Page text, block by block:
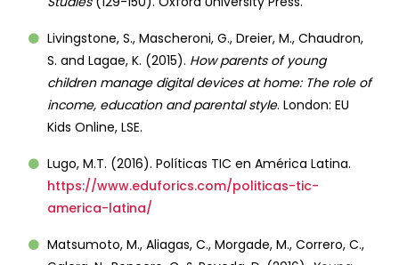
Livingstone, S., Mascheroni, G., Dreier, M., Chaudron,
S. and Lagae, K. (2015). How parents of young
children manage digital devices at home: The role of
income, education and parental style. London: EU
Kids Online, LSE.
Lugo, M.T. (2016). Políticas TIC en América Latina.
https://www.eduforics.com/politicas-tic-
america-latina/
Matsumoto, M., Aliagas, C., Morgade, M., Correro, C.,